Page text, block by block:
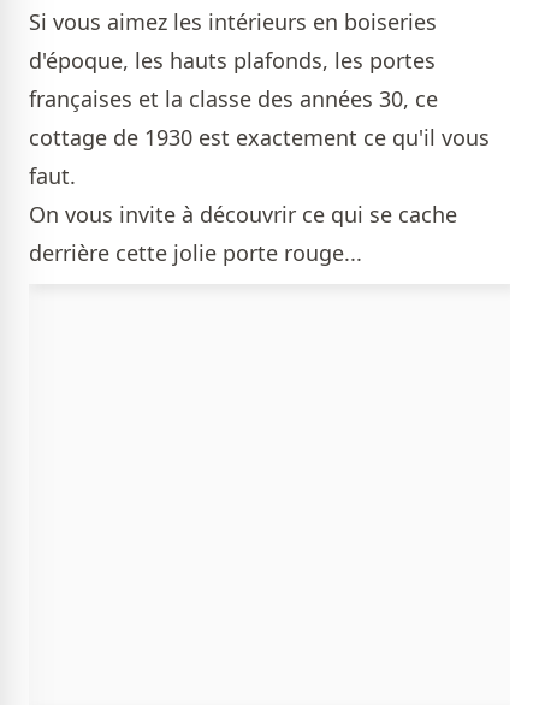
Si vous aimez les intérieurs en boiseries
d'époque, les hauts plafonds, les portes
françaises et la classe des années 30, ce
cottage de 1930 est exactement ce qu'il vous
faut.
On vous invite à découvrir ce qui se cache
derrière cette jolie porte rouge...